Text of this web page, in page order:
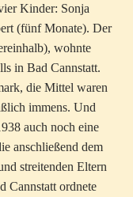
Kinder: Sonja
(fünf Monate). Der
wohnte
in Bad Cannstatt.
die Mittel waren
immens. Und
auch noch eine
anschließend dem
streitenden Eltern
Cannstatt ordnete